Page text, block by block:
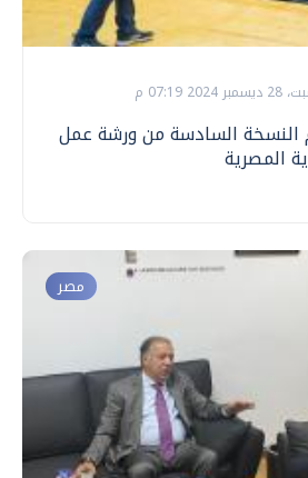
2024 07:19 م
النسخة السادسة من ورشة عمل
المصرية
مصر